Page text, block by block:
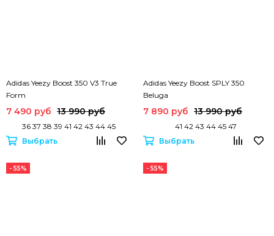
Adidas Yeezy Boost 350 V3 True
Form
7 490 руб 13 990 руб
36 37 38 39 41 42 43 44 45
Выбрать
Adidas Yeezy Boost SPLY 350
Beluga
7 890 руб 13 990 руб
41 42 43 44 45 47
Выбрать
- 55% - 55%